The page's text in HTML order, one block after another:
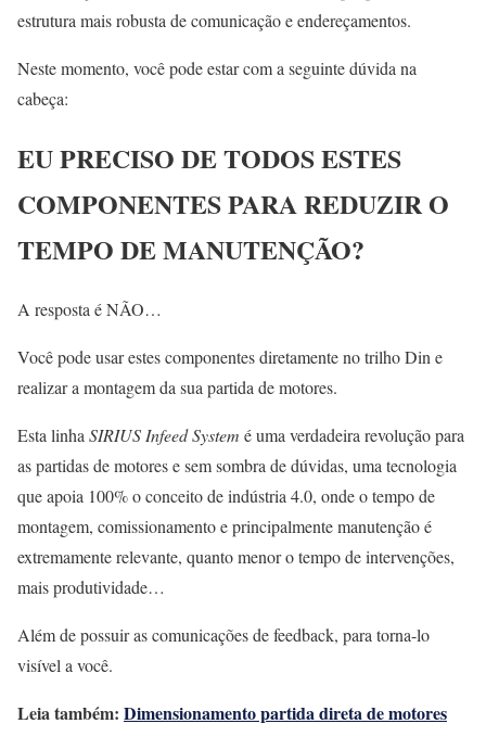
estrutura mais robusta de comunicação e endereçamentos.
Neste momento, você pode estar com a seguinte dúvida na
cabeça:
EU PRECISO DE TODOS ESTES
COMPONENTES PARA REDUZIR O
TEMPO DE MANUTENÇÃO?
A resposta é NÃO…
Você pode usar estes componentes diretamente no trilho Din e
realizar a montagem da sua partida de motores.
Esta linha SIRIUS Infeed System é uma verdadeira revolução para
as partidas de motores e sem sombra de dúvidas, uma tecnologia
que apoia 100% o conceito de indústria 4.0, onde o tempo de
montagem, comissionamento e principalmente manutenção é
extremamente relevante, quanto menor o tempo de intervenções,
mais produtividade…
Além de possuir as comunicações de feedback, para torna-lo
visível a você.
Leia também: Dimensionamento partida direta de motores